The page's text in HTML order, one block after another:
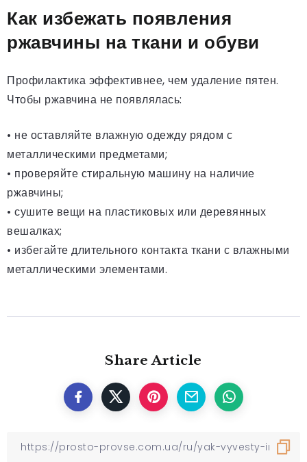
Как избежать появления
ржавчины на ткани и обуви
Профилактика эффективнее, чем удаление пятен.
Чтобы ржавчина не появлялась:
• не оставляйте влажную одежду рядом с
металлическими предметами;
• проверяйте стиральную машину на наличие
ржавчины;
• сушите вещи на пластиковых или деревянных
вешалках;
• избегайте длительного контакта ткани с влажными
металлическими элементами.
Share Article